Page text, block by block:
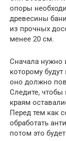
опоры
древесины
из прочных
менее 20 см.
Сначала нужно
которому
оно должно
Следите, чтобы
краям
Перед тем как
обработать
потом это